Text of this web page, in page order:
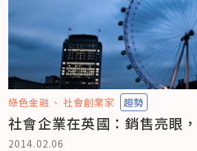
綠色金融 社會創業家 趨勢
社會企業在英國：銷售亮眼
2014.02.06